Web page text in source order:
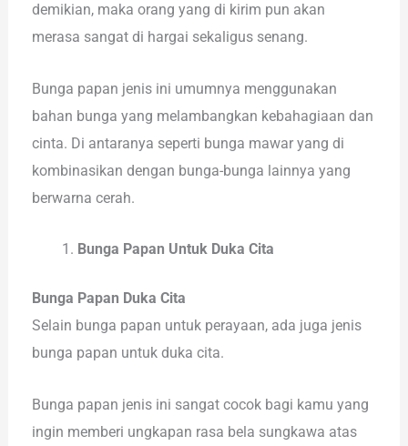
demikian, maka orang yang di kirim pun akan
merasa sangat di hargai sekaligus senang.
Bunga papan jenis ini umumnya menggunakan
bahan bunga yang melambangkan kebahagiaan dan
cinta. Di antaranya seperti bunga mawar yang di
kombinasikan dengan bunga-bunga lainnya yang
berwarna cerah.
Bunga Papan Untuk Duka Cita
Bunga Papan Duka Cita
Selain bunga papan untuk perayaan, ada juga jenis
bunga papan untuk duka cita.
Bunga papan jenis ini sangat cocok bagi kamu yang
ingin memberi ungkapan rasa bela sungkawa atas